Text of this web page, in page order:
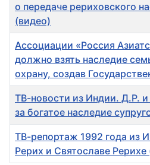
о передаче рериховского
(видео)
Ассоциации «Россия
должно взять наследие
охрану, создав
ТВ-новости из Индии. Д.Р.
за богатое наследие
ТВ-репортаж 1992 года из
Рерих и Святославе Рерихе